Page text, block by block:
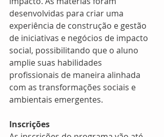
desenvolvidas para criar uma
experiência de construção e gestão
de iniciativas e negócios de impacto
social, possibilitando que o aluno
amplie suas habilidades
profissionais de maneira alinhada
com as transformações sociais e
ambientais emergentes.
Inscrições